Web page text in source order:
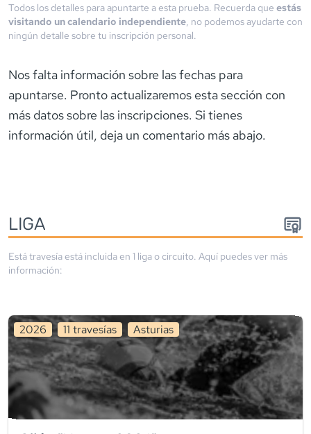
Todos los detalles para apuntarte a esta prueba. Recuerda que estás
visitando un calendario independiente, no podemos ayudarte con
ningún detalle sobre tu inscripción personal.
Nos falta información sobre las fechas para
apuntarse. Pronto actualizaremos esta sección con
más datos sobre las inscripciones. Si tienes
información útil, deja un comentario más abajo.
LIGA
Está travesía está incluida en 1 liga o circuito. Aquí puedes ver más
información:
2026 11 travesías Asturias